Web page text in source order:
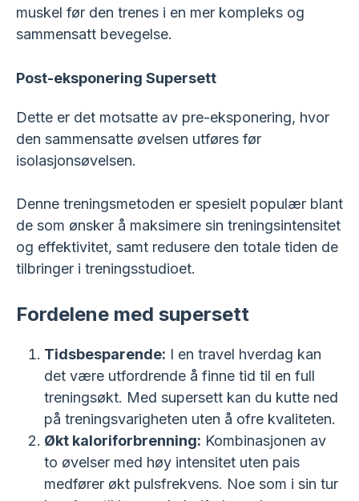
muskel før den trenes i en mer kompleks og
sammensatt bevegelse.
Post-eksponering Supersett
Dette er det motsatte av pre-eksponering, hvor
den sammensatte øvelsen utføres før
isolasjonsøvelsen.
Denne treningsmetoden er spesielt populær blant
de som ønsker å maksimere sin treningsintensitet
og effektivitet, samt redusere den totale tiden de
tilbringer i treningsstudioet.
Fordelene med supersett
Tidsbesparende: I en travel hverdag kan
det være utfordrende å finne tid til en full
treningsøkt. Med supersett kan du kutte ned
på treningsvarigheten uten å ofre kvaliteten.
Økt kaloriforbrenning: Kombinasjonen av
to øvelser med høy intensitet uten pais
medfører økt pulsfrekvens. Noe som i sin tur